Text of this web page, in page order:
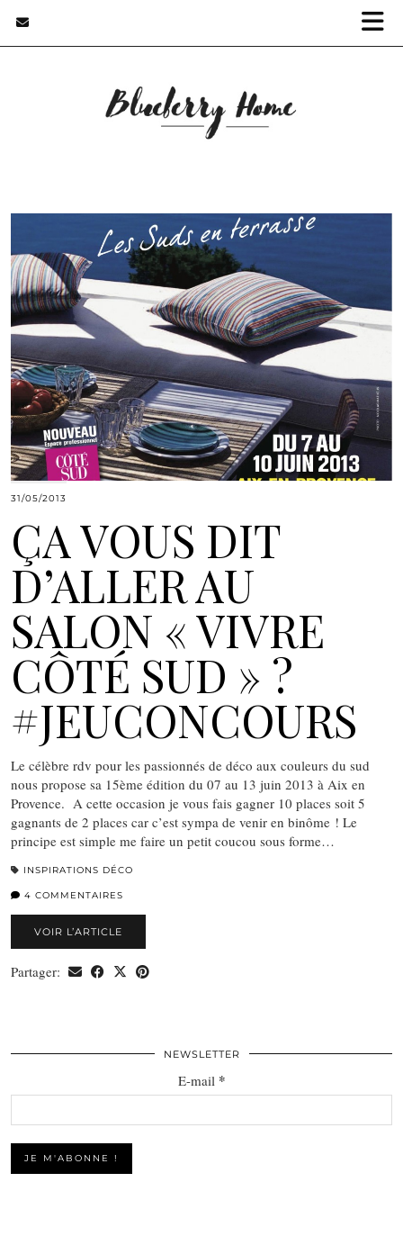
31/05/2013
ÇA VOUS DIT
D’ALLER AU
SALON « VIVRE
CÔTÉ SUD » ?
#JEUCONCOURS
Le célèbre rdv pour les passionnés de déco aux couleurs du sud
nous propose sa 15ème édition du 07 au 13 juin 2013 à Aix en
Provence. A cette occasion je vous fais gagner 10 places soit 5
gagnants de 2 places car c’est sympa de venir en binôme ! Le
principe est simple me faire un petit coucou sous forme…
INSPIRATIONS DÉCO
4 COMMENTAIRES
VOIR L’ARTICLE
Partager:
NEWSLETTER
E-mail *